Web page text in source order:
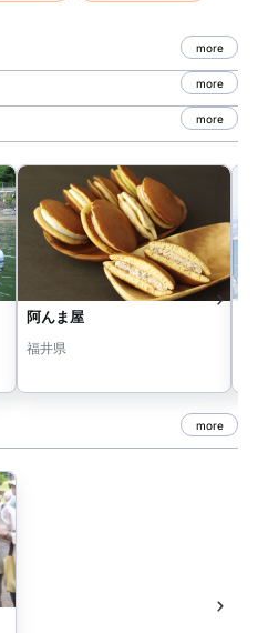
more
more
more
阿んま屋
福井県
more